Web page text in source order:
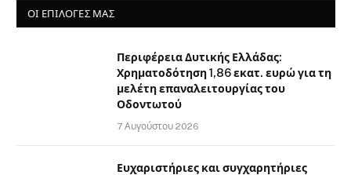
ΟΙ ΕΠΙΛΟΓΈΣ ΜΑΣ
Περιφέρεια Δυτικής Ελλάδας:
Χρηματοδότηση 1,86 εκατ. ευρώ για τη
μελέτη επαναλειτουργίας του
Οδοντωτού
7 Αυγούστου 2026
Ευχαριστήριες και συγχαρητήριες